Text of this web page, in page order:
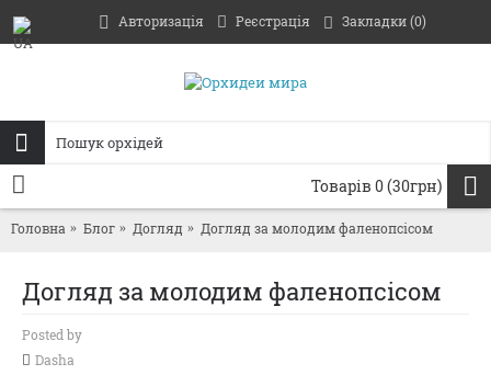
Авторизація Реєстрація Закладки (0)
Товарів 0 (30грн)
Головна Блог Догляд Догляд за молодим фаленопсiсом
Догляд за молодим фаленопсiсом
Posted by
Dasha